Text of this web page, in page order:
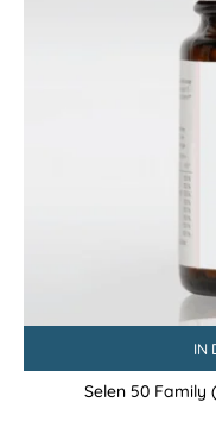
IN
Selen 50 Family